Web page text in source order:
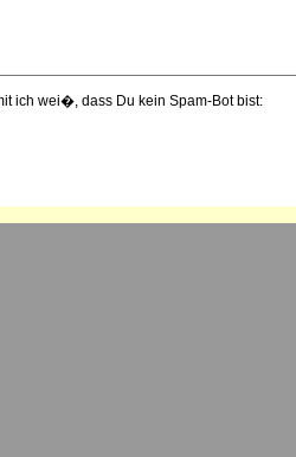
ich wei�, dass Du kein Spam-Bot bist: